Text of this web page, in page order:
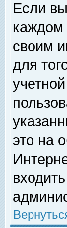
Если
каждом
своим
для
это на